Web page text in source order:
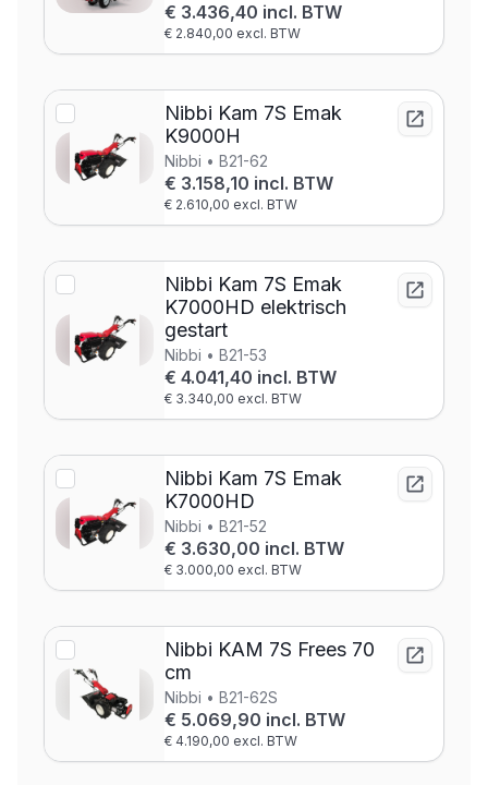
€ 3.436,40 incl. BTW
€ 2.840,00 excl. BTW
Nibbi Kam 7S Emak
K9000H
Nibbi • B21-62
€ 3.158,10 incl. BTW
€ 2.610,00 excl. BTW
Nibbi Kam 7S Emak
K7000HD elektrisch
gestart
Nibbi • B21-53
€ 4.041,40 incl. BTW
€ 3.340,00 excl. BTW
Nibbi Kam 7S Emak
K7000HD
Nibbi • B21-52
€ 3.630,00 incl. BTW
€ 3.000,00 excl. BTW
Nibbi KAM 7S Frees 70
cm
Nibbi • B21-62S
€ 5.069,90 incl. BTW
€ 4.190,00 excl. BTW